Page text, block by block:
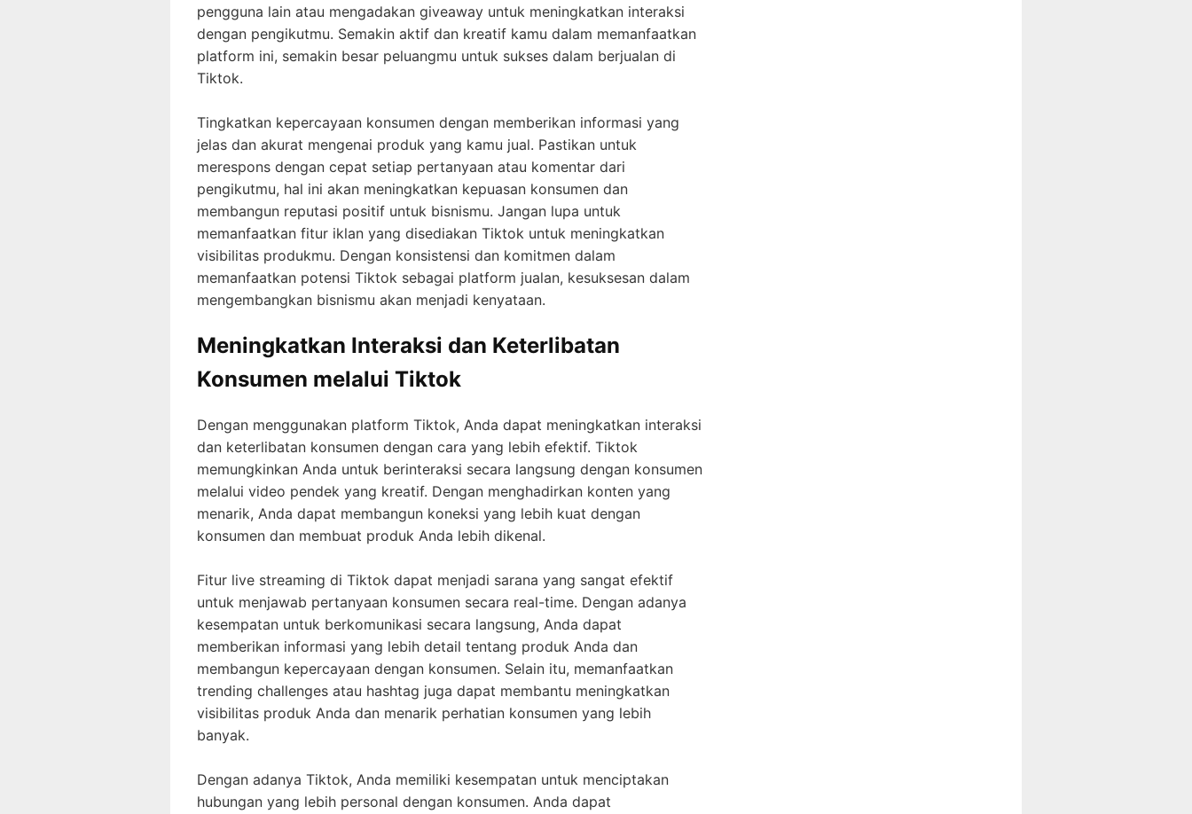
pengguna lain atau mengadakan giveaway untuk meningkatkan interaksi
dengan pengikutmu. Semakin aktif dan kreatif kamu dalam memanfaatkan
platform ini, semakin besar peluangmu untuk sukses dalam berjualan di
Tiktok.
Tingkatkan kepercayaan konsumen dengan memberikan informasi yang
jelas dan akurat mengenai produk yang kamu jual. Pastikan untuk
merespons dengan cepat setiap pertanyaan atau komentar dari
pengikutmu, hal ini akan meningkatkan kepuasan konsumen dan
membangun reputasi positif untuk bisnismu. Jangan lupa untuk
memanfaatkan fitur iklan yang disediakan Tiktok untuk meningkatkan
visibilitas produkmu. Dengan konsistensi dan komitmen dalam
memanfaatkan potensi Tiktok sebagai platform jualan, kesuksesan dalam
mengembangkan bisnismu akan menjadi kenyataan.
Meningkatkan Interaksi dan Keterlibatan
Konsumen melalui Tiktok
Dengan menggunakan platform Tiktok, Anda dapat meningkatkan interaksi
dan keterlibatan konsumen dengan cara yang lebih efektif. Tiktok
memungkinkan Anda untuk berinteraksi secara langsung dengan konsumen
melalui video pendek yang kreatif. Dengan menghadirkan konten yang
menarik, Anda dapat membangun koneksi yang lebih kuat dengan
konsumen dan membuat produk Anda lebih dikenal.
Fitur live streaming di Tiktok dapat menjadi sarana yang sangat efektif
untuk menjawab pertanyaan konsumen secara real-time. Dengan adanya
kesempatan untuk berkomunikasi secara langsung, Anda dapat
memberikan informasi yang lebih detail tentang produk Anda dan
membangun kepercayaan dengan konsumen. Selain itu, memanfaatkan
trending challenges atau hashtag juga dapat membantu meningkatkan
visibilitas produk Anda dan menarik perhatian konsumen yang lebih
banyak.
Dengan adanya Tiktok, Anda memiliki kesempatan untuk menciptakan
hubungan yang lebih personal dengan konsumen. Anda dapat